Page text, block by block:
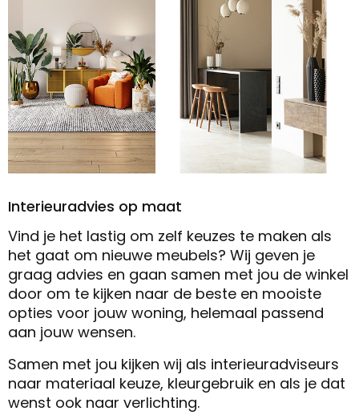
Interieuradvies op maat
Vind je het lastig om zelf keuzes te maken als
het gaat om nieuwe meubels? Wij geven je
graag advies en gaan samen met jou de winkel
door om te kijken naar de beste en mooiste
opties voor jouw woning, helemaal passend
aan jouw wensen.
Samen met jou kijken wij als interieuradviseurs
naar materiaal keuze, kleurgebruik en als je dat
wenst ook naar verlichting.